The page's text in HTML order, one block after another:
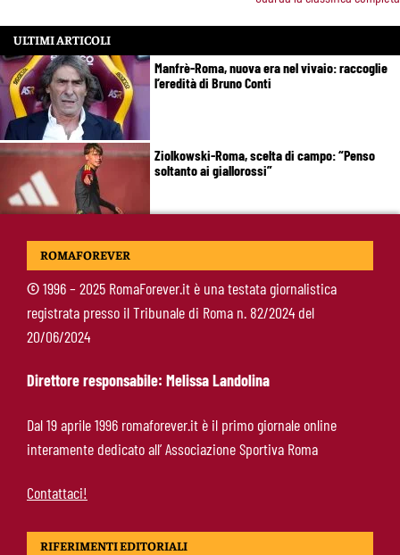
ULTIMI ARTICOLI
Manfrè-Roma, nuova era nel vivaio: raccoglie
l’eredità di Bruno Conti
Ziolkowski-Roma, scelta di campo: “Penso
soltanto ai giallorossi”
Koné-Roma, muro da 60 milioni: cosa serve
Nusa-Roma, la pista si raffredda: nessuna
apertura dal giocatore e dal Lipsia
ROMAFOREVER
©1996 – 2025 RomaForever.it è una testata giornalistica
registrata presso il Tribunale di Roma n. 82/2024 del
20/06/2024
Direttore responsabile: Melissa Landolina
Dal 19 aprile 1996 romaforever.it è il primo giornale online
interamente dedicato all’ Associazione Sportiva Roma
Contattaci!
RIFERIMENTI EDITORIALI